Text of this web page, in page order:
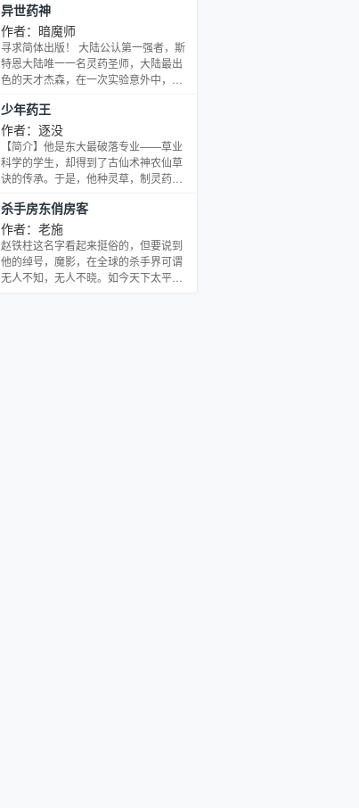
进逼，特么你有这个资格吗？ 乱了……
全乱了
中华文明的开拓史 不一样的穿越文，轻
松过瘾和历史厚重谁说不能兼得？
异世药神
作者：暗魔师
寻求简体出版！ 大陆公认第一强者，斯
特恩大陆唯一一名灵药圣师，大陆最出
色的天才杰森，在一次实验意外中，进
荒时代，在这个灵药师发展还未成熟的
年代，在这个落后的灵师时代，且看重
生之后的杰森，如何利用自己的力量，
再度站在大陆的巅峰，突破自己的前世
桎梏！
少年药王
作者：逐没
【简介】他是东大最破落专业——草业
科学的学生，却得到了古仙术神农仙草
诀的传承。于是，他种灵草，制灵药，
扫药品市场，成为一代灵药之王。
杀手房东俏房客
作者：老施
赵铁柱这名字看起来挺俗的，但要说到
他的绰号，魔影，在全球的杀手界可谓
无人不知，无人不晓。如今天下太平，